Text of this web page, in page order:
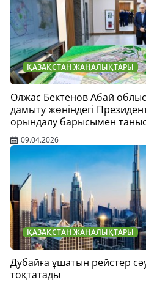
ҚАЗАҚСТАН ЖАҢАЛЫҚТАРЫ
Олжас Бектенов Абай
дамыту жөніндегі
орындалу барысымен
09.04.2026
ҚАЗАҚСТАН ЖАҢАЛЫҚТАРЫ
Дубайға ұшатын рейстер
тоқтатады